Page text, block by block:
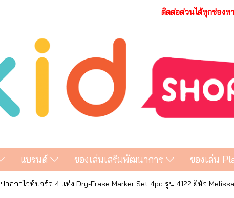
ติดต่อด่วนได้ทุกช่องท
แบรนด์ ของเล่นเสริมพัฒนาการ ของเล่น
ปากกาไวท์บอร์ด 4 แท่ง Dry-Erase Marker Set 4pc รุ่น 4122 ยี่ห้อ Melissa